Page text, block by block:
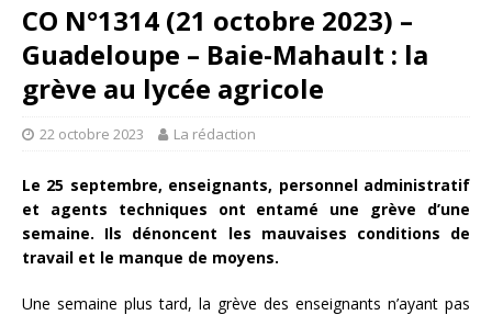
CO N°1314 (21 octobre 2023) –
Guadeloupe – Baie-Mahault : la
grève au lycée agricole
22 octobre 2023 La rédaction
Le 25 septembre, enseignants, personnel administratif
et agents techniques ont entamé une grève d’une
semaine. Ils dénoncent les mauvaises conditions de
travail et le manque de moyens.
Une semaine plus tard, la grève des enseignants n’ayant pas